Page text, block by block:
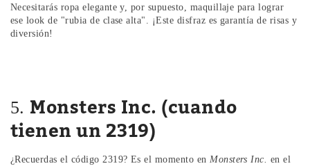
Necesitarás ropa elegante y, por supuesto, maquillaje para lograr
ese look de "rubia de clase alta". ¡Este disfraz es garantía de risas y
diversión!
5. Monsters Inc. (cuando
tienen un 2319)
¿Recuerdas el código 2319? Es el momento en Monsters Inc.
en el